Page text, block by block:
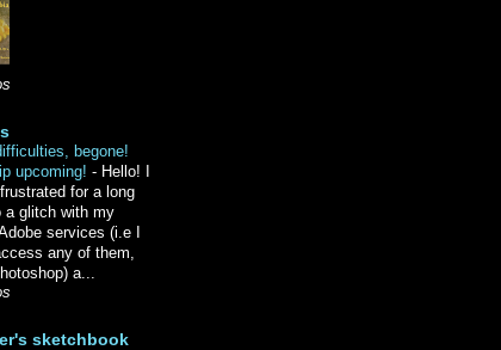
begone!
upcoming! - Hello! I
for a long
a glitch with my
services (i.e I
any of them,
a...
sketchbook